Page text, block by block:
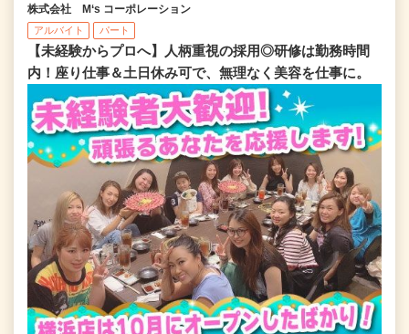
株式会社 M‘s コーポレーション
アルバイト パート
【未経験からプロへ】人柄重視の採用◎研修は勤務時間
内！座り仕事＆土日休み可で、無理なく美容を仕事に。